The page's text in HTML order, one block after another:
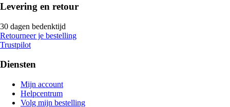
Levering en retour
30 dagen bedenktijd
Retourneer je bestelling
Trustpilot
Diensten
Mijn account
Helpcentrum
Volg mijn bestelling